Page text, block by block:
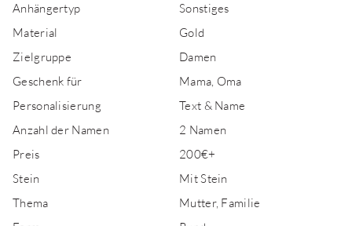
Anhängertyp
Sonstiges
Material
Gold
Zielgruppe
Damen
Geschenk für
Mama, Oma
Personalisierung
Text & Name
Anzahl der Namen
2 Namen
Preis
200€+
Stein
Mit Stein
Thema
Mutter, Familie